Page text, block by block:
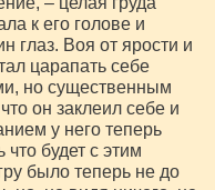
к его голове и
глаз. Воя от ярости и
царапать себе
но существенным
он заклеил себе и
у него теперь
что будет с этим
было теперь не до